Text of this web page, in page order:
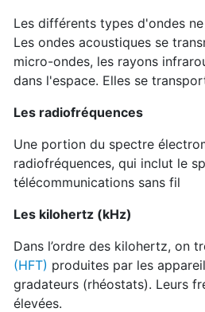
Les différents types d'ondes
Les ondes acoustiques se
micro-ondes, les rayons
dans l'espace. Elles se
Les radiofréquences
Une portion du spectre
radiofréquences, qui inclut le
télécommunications sans fil
Les kilohertz (kHz)
Dans l’ordre des kilohertz, on
(HFT) produites par les
gradateurs (rhéostats). Leurs
élevées.